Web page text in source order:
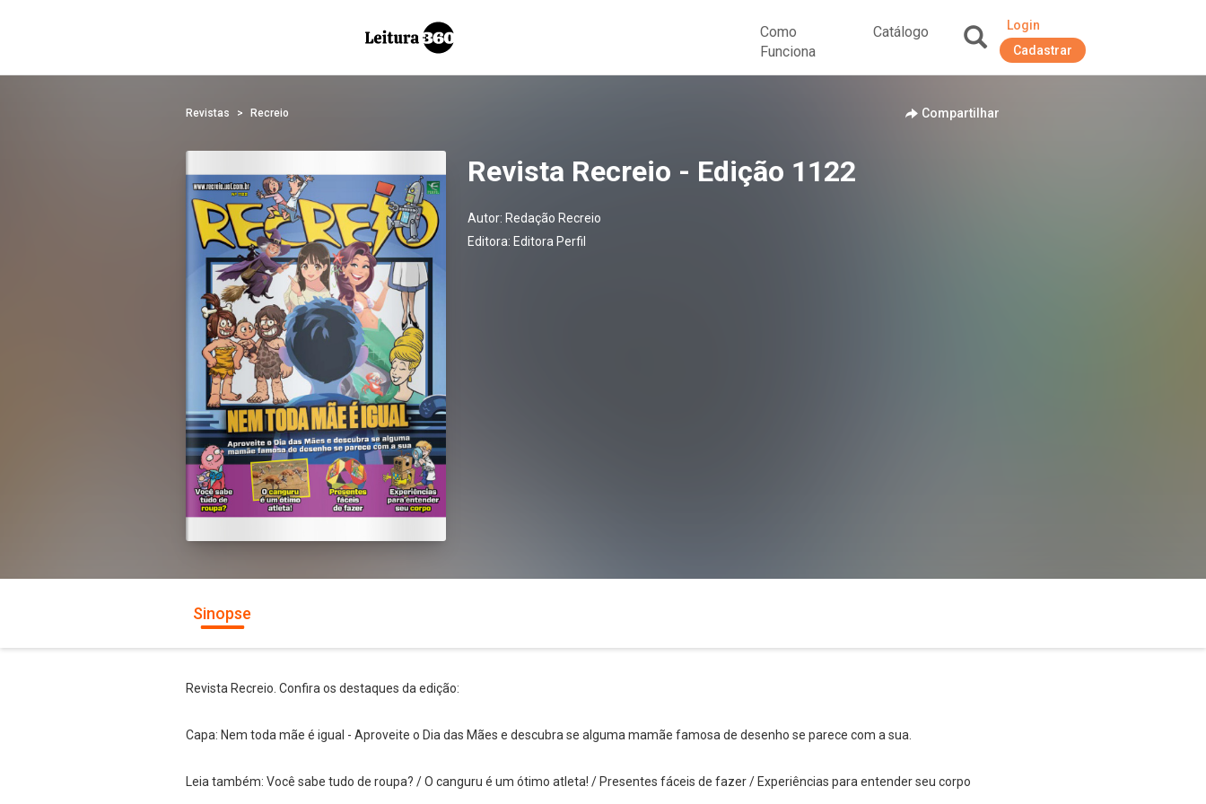
Como
Funciona
Catálogo
Login
Cadastrar
Revistas Recreio Compartilhar
Revista Recreio - Edição 1122
Autor: Redação Recreio
Editora: Editora Perfil
Sinopse
Revista Recreio. Confira os destaques da edição:
Capa: Nem toda mãe é igual - Aproveite o Dia das Mães e descubra se alguma mamãe famosa de desenho se parece com a sua.
Leia também: Você sabe tudo de roupa? / O canguru é um ótimo atleta! / Presentes fáceis de fazer / Experiências para entender seu corpo
Whatsapp Facebook Twitter E-mail